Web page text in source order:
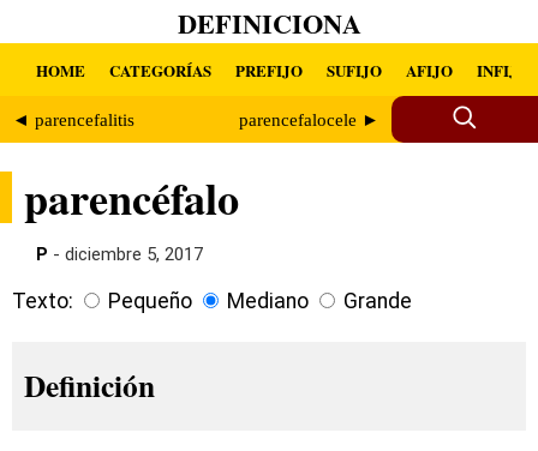
DEFINICIONA
HOME CATEGORÍAS PREFIJO SUFIJO AFIJO INFIJO
◄ parencefalitis parencefalocele ►
parencéfalo
P - diciembre 5, 2017
Texto: Pequeño Mediano Grande
Definición